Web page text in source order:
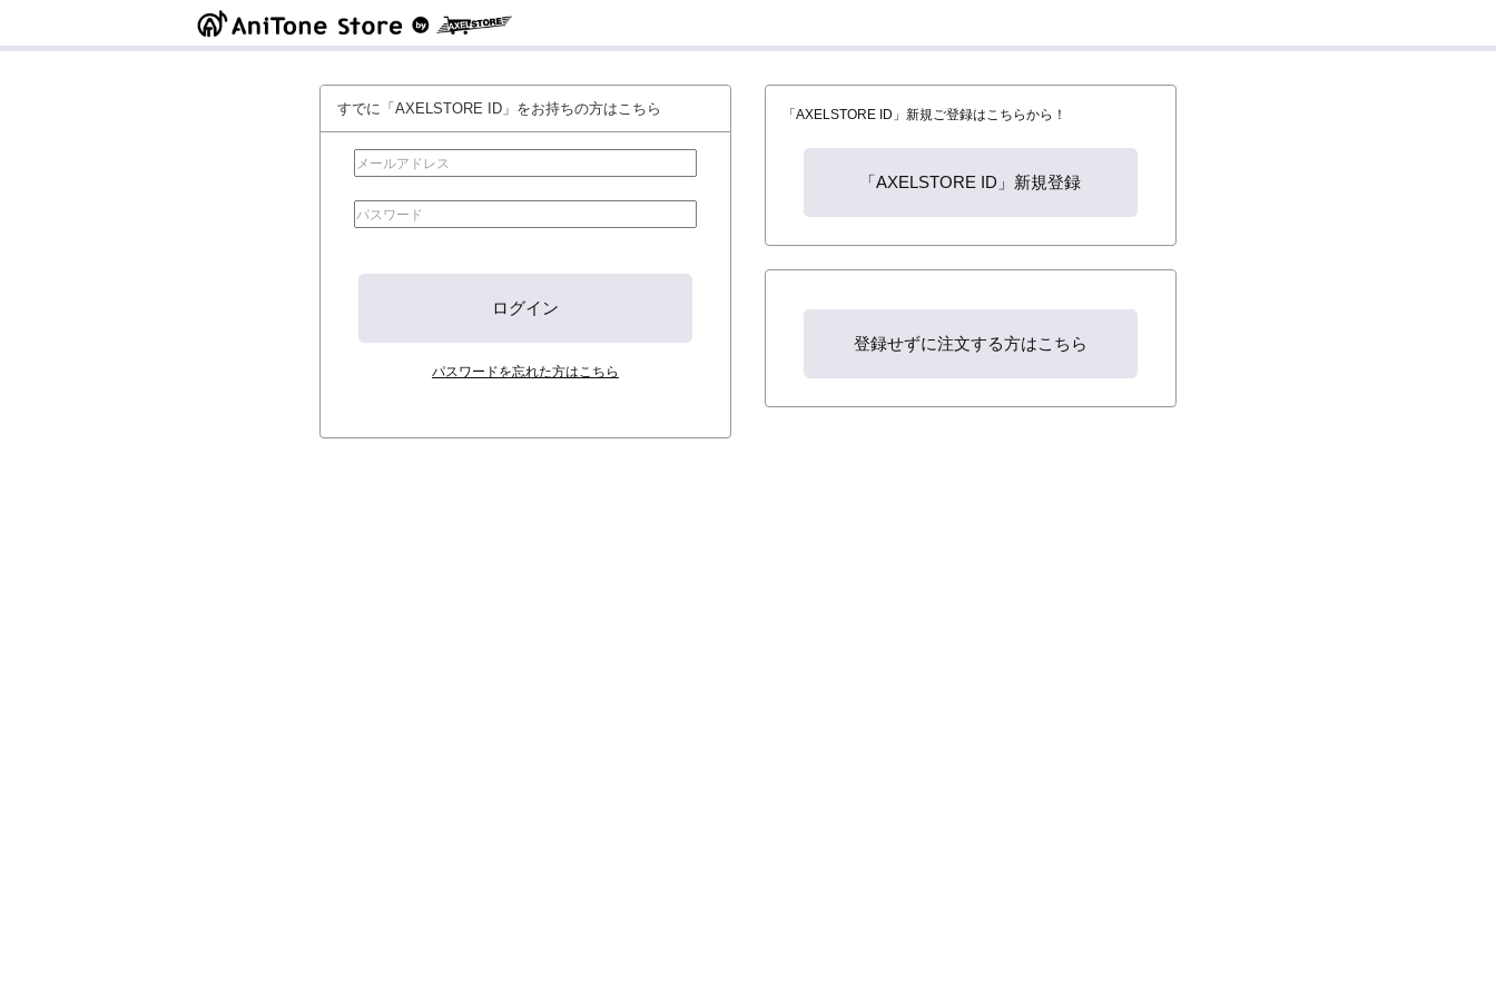
すでに「AXELSTORE ID」をお持ちの方はこちら
パスワードを忘れた方はこちら
「AXELSTORE ID」新規ご登録はこちらから！